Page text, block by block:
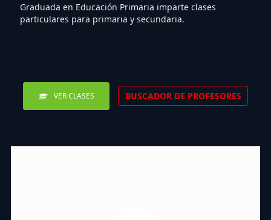
Graduada en Educación Primaria imparte clases
particulares para primaria y secundaria.
VER CLASES BUSCADOR DE PROFESORES